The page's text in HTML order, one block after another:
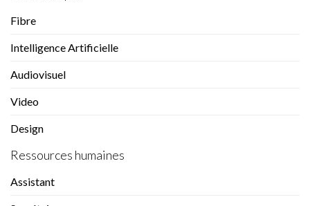
Fibre
Intelligence Artificielle
Audiovisuel
Video
Design
Ressources humaines
Assistant